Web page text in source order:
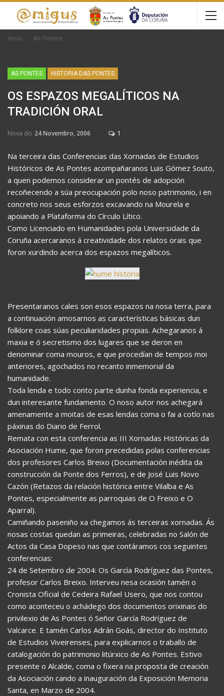
Inicio As Pontes
AS PONTES HISTORIA DAS PONTES
OS ESPAZOS MEGALÍTICOS NA
TRADICIÓN ORAL
Nova do 24 Novembro, 2006 1
Na terceira das Conferencias das Xornadas de Estudios
Históricos de As Pontes acompañaranos Luis Gómez Souto,
a quen podemos considerar un pontés de adopción
recoñecendo a súa preocupación polo noso patrimonio, i en
concreto nos seus esforzos excavando na Mourela e
apoiando a Plataforma do Círculo Lítico.
Como Licenciado en Humanidades pola Universidade da
Coruña acercaranos á creatividade dos relatos orais que
foron xurdindo acerca dos espazos megalíticos.
Presentaranos cales son esos espazos na nosa terra, para
a continuación amosarnos as características básicas dun
folklore coas súas peculiaridades propias. Achegaranos á
maxia e ó secretismo dos lugares que se deron en
denominar coma mouros, e que procedían de tempos moi
anteriores, agochados no recanto inmemorial da
humanidade.
Toda lenda e todo conto parte dunha fonda experiencia, e
dun interesante fundamento. O noso autor nos achegará
amenamente a moitas de esas lendas coma o fai a cotío nas
páxinas do Diario de Ferrol.
Remata con esta conferencia as III Xornadas Históricas da
Asociación Hume, que foron precedidas polas conferencias
dos profesores Carlos Breixo (Documentación inédita da
construcción da Ponte dos Ferros), e de José Luis Novo
Cazón (Retazos da relación histórica entre Vilalba e As
Pontes, especialmente as parroquias de O Freixo e O
Aparral).
Camiñando paseniño xa chegamos ás terceiras xornadas. Ás
nosas costas quedan as primeiras, celebradas no Salón de
Actos da Casa Dopeso nas que contáramos cos seguintes
conferencias:
24 de Setembro de 2004: Os García Rodríguez das Pontes,
profesor Carlos Breixo. Interveu nesa ocasión tamén o
Cronista Oficial de Cedeira Rafael Usero, que nos contou
como aconteceu o achádego dos documentos orixinais do
privilexio de As Pontes ó Señor García Rodríguez de
Valcarce. E tamén Carlos Adrán Goás, director do Instituto
de Estudios Viveirenses, para explicarnos o traballo de
catalogación do patrimonio litúrxico de As Pontes. Estivo
presente o Alcalde, coma o fixera na proposta de creación
da Asociación cando a inauguración da Exposición Memoria
Santa, en Marzo de 2004.